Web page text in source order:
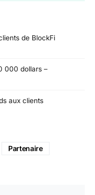
de BlockFi
000 dollars –
aux clients
Partenaire